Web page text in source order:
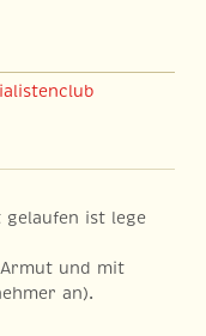
gelaufen ist lege
und mit
an).